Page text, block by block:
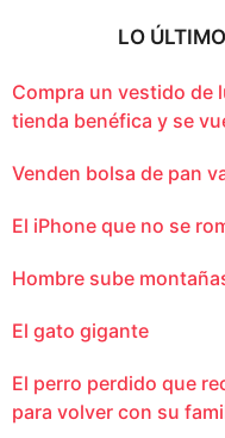
LO
Compra un vestido de
tienda benéfica y se
Venden bolsa de pan
El iPhone que no se
Hombre sube
El gato gigante
El perro perdido que
para volver con su